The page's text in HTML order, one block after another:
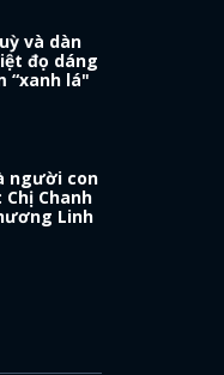
và dàn
đọ dáng
“xanh lá"
người con
Chanh
Linh